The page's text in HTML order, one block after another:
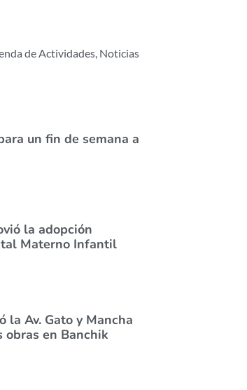
de Actividades, Noticias
un fin de semana a
la adopción
Materno Infantil
la Av. Gato y Mancha
en Banchik